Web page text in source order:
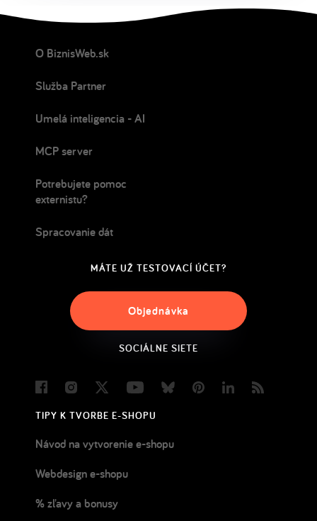
O BiznisWeb.sk
Služba Partner
Umelá inteligencia - AI
MCP server
Potrebujete pomoc
externistu?
Spracovanie dát
MÁTE UŽ TESTOVACÍ ÚČET?
Objednávka
SOCIÁLNE SIETE
FacebookInstagram
Twitter YoutubeBlueskyPinterestLinkedIn
TIPY K TVORBE E-SHOPU
Návod na vytvorenie e-shopu
Webdesign e-shopu
% zľavy a bonusy